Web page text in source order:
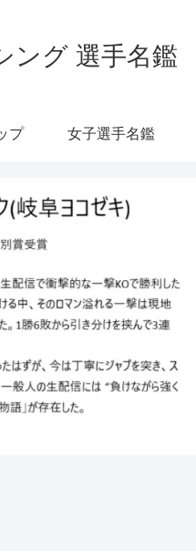
ング 選手名鑑
プ 女子選手名鑑